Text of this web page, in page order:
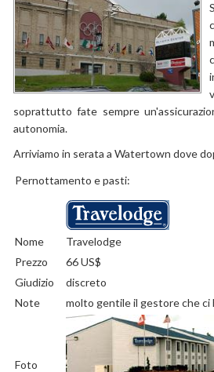
soprattutto fate sempre
autonomia.
Arriviamo in serata a Watertown dove
Pernottamento e pasti:
Nome
Travelodge
Prezzo
66 US$
Giudizio
discreto
Note
molto gentile il gestore che ci
Foto